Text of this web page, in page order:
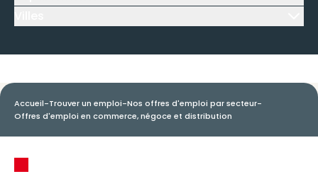
Accueil-Trouver un emploi-Nos offres d'emploi par secteur-
Offres d'emploi en commerce, négoce et distribution